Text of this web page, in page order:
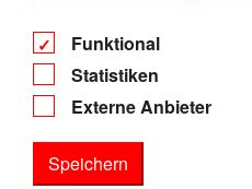
Funktional
Statistiken
Externe Anbieter
Speichern